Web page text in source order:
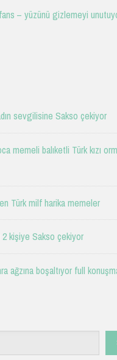
– yüzünü gizlemeyi
sevgilisine Sakso çekiyor
memeli balıketli Türk kızı
Türk milf harika memeler
2 kişiye Sakso çekiyor
ağzına boşaltıyor full